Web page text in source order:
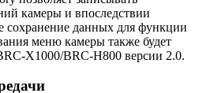
камеры и впоследствии
сохранение данных для функции
меню камеры также будет
X1000/BRC-H800 версии 2.0.